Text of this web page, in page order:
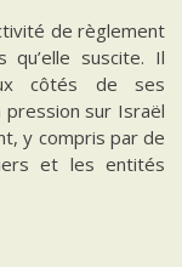
de règlement
suscite. Il
côtés de ses
sur Israël
y compris par de
et les entités